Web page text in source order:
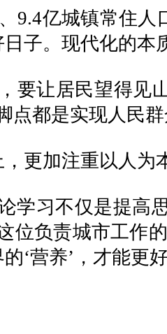
亿城镇常住人
子。现代化的
让居民望得见山
点都是实现人民
加注重以人为
习不仅是提高思
位负责城市工作
‘营养’，才能更